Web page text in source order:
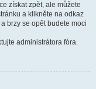
získat zpět, ale můžete
a klikněte na odkaz
brzy se opět budete moci
administrátora fóra.